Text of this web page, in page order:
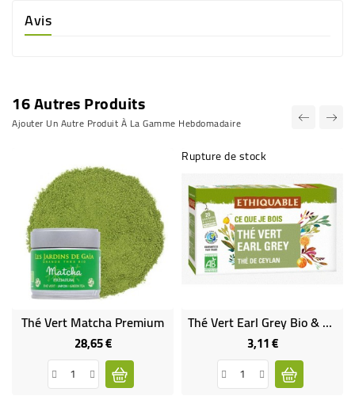
Avis
16 Autres Produits
Ajouter Un Autre Produit À La Gamme Hebdomadaire
Thé Vert Matcha Premium
28,65 €Prix
Rupture de stock
Thé Vert Earl Grey Bio & Équitable
3,11 €Prix